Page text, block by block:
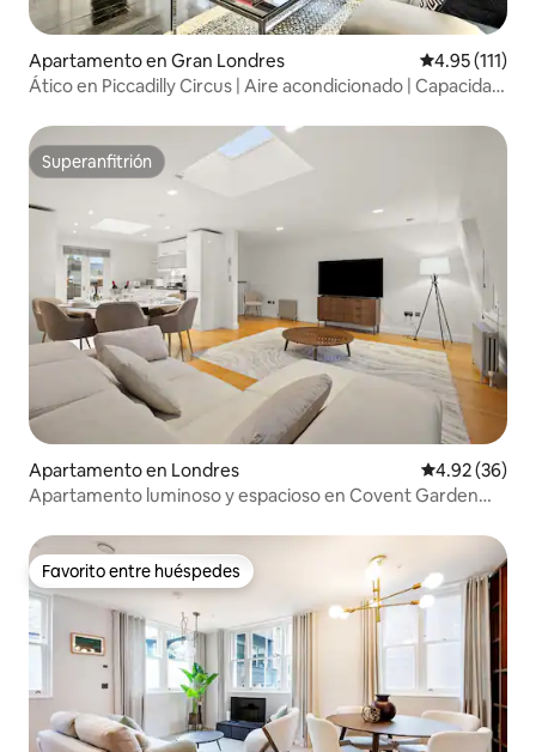
Apartamento en Gran Londres Calificación
4.95 (111)
Ático en Piccadilly Circus | Aire acondicionado | Capacidad
Superanfitrión
Superanfitrión
Apartamento en Londres Calificación
4.92 (36)
Apartamento luminoso y espacioso en Covent Garden
Favorito entre huéspedes
Favorito entre huéspedes